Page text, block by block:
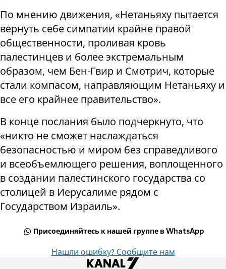
По мнению движения, «Нетаньяху пытается
вернуть себе симпатии крайне правой
общественности, проливая кровь
палестинцев и более экстремальным
образом, чем Бен-Гвир и Смотрич, которые
стали компасом, направляющим Нетаньяху и
все его крайнее правительство».
В конце послания было подчеркнуто, что
«никто не сможет наслаждаться
безопасностью и миром без справедливого
и всеобъемлющего решения, воплощенного
в создании палестинского государства со
столицей в Иерусалиме рядом с
Государством Израиль».
Присоединяйтесь к нашей группе в WhatsApp
Нашли ошибку? Сообщите нам